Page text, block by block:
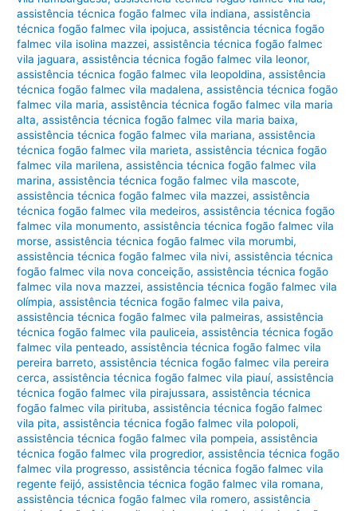
assistência técnica fogão falmec vila indiana,assistência
técnica fogão falmec vila ipojuca,assistência técnica fogão
falmec vila isolina mazzei,assistência técnica fogão falmec
vila jaguara,assistência técnica fogão falmec vila leonor,
assistência técnica fogão falmec vila leopoldina,assistência
técnica fogão falmec vila madalena,assistência técnica fogão
falmec vila maria,assistência técnica fogão falmec vila maria
alta,assistência técnica fogão falmec vila maria baixa,
assistência técnica fogão falmec vila mariana,assistência
técnica fogão falmec vila marieta,assistência técnica fogão
falmec vila marilena,assistência técnica fogão falmec vila
marina,assistência técnica fogão falmec vila mascote,
assistência técnica fogão falmec vila mazzei,assistência
técnica fogão falmec vila medeiros,assistência técnica fogão
falmec vila monumento,assistência técnica fogão falmec vila
morse,assistência técnica fogão falmec vila morumbi,
assistência técnica fogão falmec vila nivi,assistência técnica
fogão falmec vila nova conceição,assistência técnica fogão
falmec vila nova mazzei,assistência técnica fogão falmec vila
olímpia,assistência técnica fogão falmec vila paiva,
assistência técnica fogão falmec vila palmeiras,assistência
técnica fogão falmec vila pauliceia,assistência técnica fogão
falmec vila penteado,assistência técnica fogão falmec vila
pereira barreto,assistência técnica fogão falmec vila pereira
cerca,assistência técnica fogão falmec vila piauí,assistência
técnica fogão falmec vila pirajussara,assistência técnica
fogão falmec vila pirituba,assistência técnica fogão falmec
vila pita,assistência técnica fogão falmec vila polopoli,
assistência técnica fogão falmec vila pompeia,assistência
técnica fogão falmec vila progredior,assistência técnica fogão
falmec vila progresso,assistência técnica fogão falmec vila
regente feijó,assistência técnica fogão falmec vila romana,
assistência técnica fogão falmec vila romero,assistência